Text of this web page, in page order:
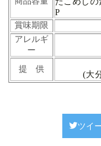
P
賞味期限
アレルギ
ー
提 供
(大
ツイ